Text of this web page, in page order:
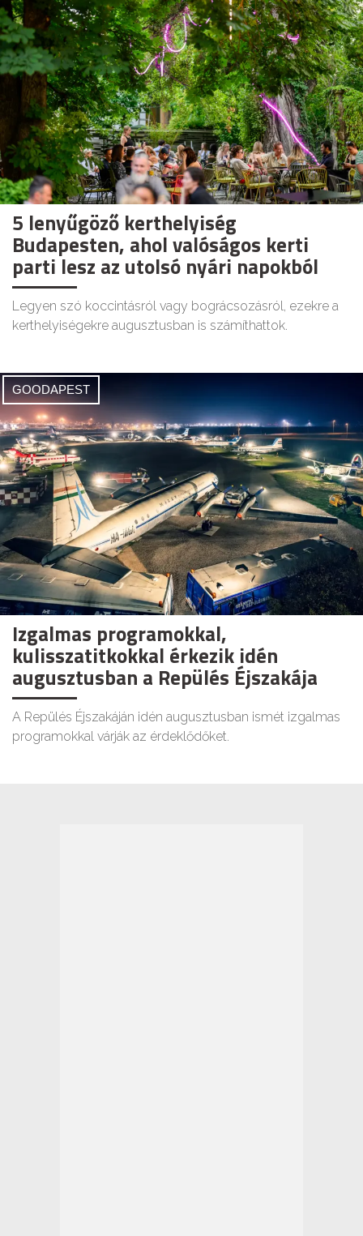
5 lenyűgöző kerthelyiség
Budapesten, ahol valóságos kerti
parti lesz az utolsó nyári napokból
Legyen szó koccintásról vagy bográcsozásról, ezekre a
kerthelyiségekre augusztusban is számíthattok.
GOODAPEST
Izgalmas programokkal,
kulisszatitkokkal érkezik idén
augusztusban a Repülés Éjszakája
A Repülés Éjszakáján idén augusztusban ismét izgalmas
programokkal várják az érdeklődőket.